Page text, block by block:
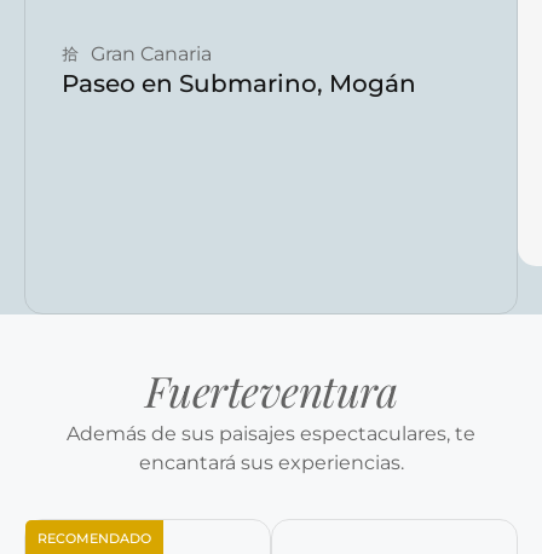
Gran Canaria
Paseo en Submarino, Mogán
Fuerteventura
Además de sus paisajes espectaculares, te
encantará sus experiencias.
RECOMENDADO